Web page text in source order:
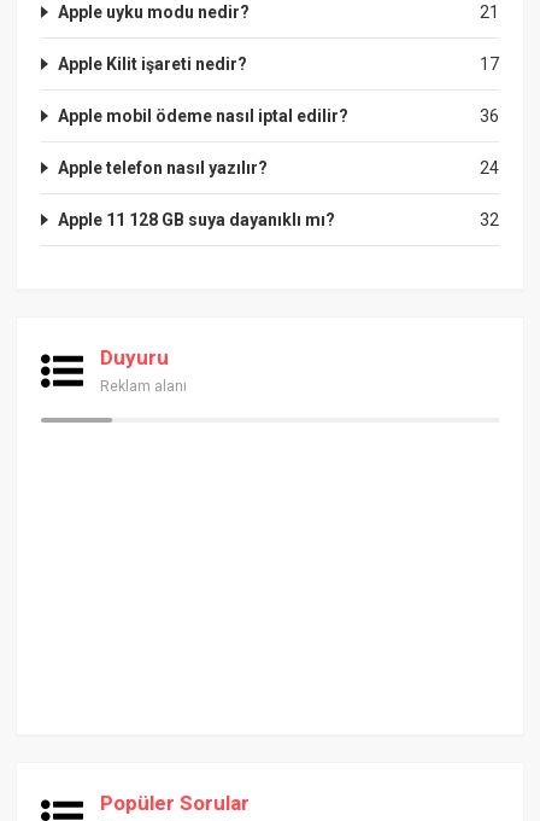
21
Apple uyku modu nedir?
17
Apple Kilit işareti nedir?
36
Apple mobil ödeme nasıl iptal edilir?
24
Apple telefon nasıl yazılır?
32
Apple 11 128 GB suya dayanıklı mı?
Duyuru
Reklam alanı
Popüler Sorular